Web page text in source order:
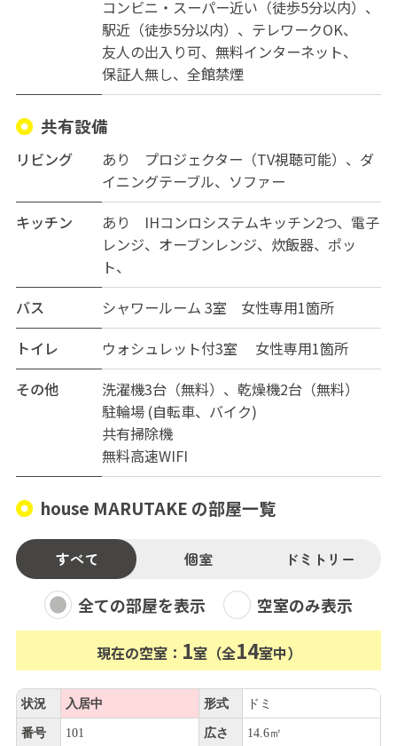
コンビニ・スーパー近い（徒歩5分以内）
駅近（徒歩5分以内）
テレワークOK
友人の出入り可
無料インターネット
保証人無し
全館禁煙
共有設備
リビング
あり プロジェクター（TV視聴可能）、ダ
イニングテーブル、ソファー
キッチン
あり IHコンロシステムキッチン2つ、電子
レンジ、オーブンレンジ、炊飯器、ポッ
ト、
バス
シャワールーム 3室 女性専用1箇所
トイレ
ウォシュレット付3室 女性専用1箇所
その他
洗濯機3台（無料）、乾燥機2台（無料）
駐輪場 (自転車、バイク)
共有掃除機
無料高速WIFI
house MARUTAKE の部屋一覧
すべて 個室 ドミトリー
全ての部屋を表示 空室のみ表示
現在の空室： 1室（全14室中）
状況 入居中 形式 ドミ
番号 101 広さ 14.6㎡